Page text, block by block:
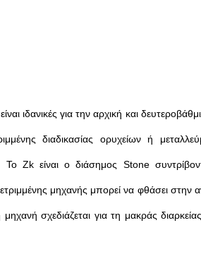
ιδανικές για την αρχική και
διαδικασίας ορυχείων ή
Το Zk είναι ο διάσημος Stone
μηχανής μπορεί να φθάσει στην
σχεδιάζεται για τη μακράς